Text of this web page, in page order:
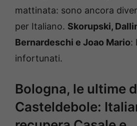
mattinata: sono ancora
per Italiano. Skorupski,
Bernardeschi e Joao Mario:
infortunati.
Bologna, le ultime
Casteldebole: